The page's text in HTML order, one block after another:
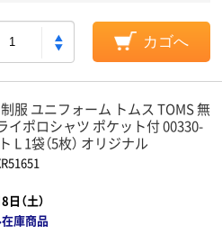
カゴへ
服 ユニフォーム トムス TOMS 無
イポロシャツ ポケット付 00330-
L 1袋（5枚） オリジナル
日（土）
庫商品